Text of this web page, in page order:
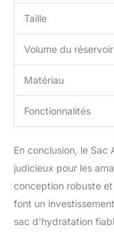
Taille
Volume du réservoir
Matériau
Fonctionnalités
En conclusion, le Sac
judicieux pour les
conception robuste
font un
sac d’hydratation